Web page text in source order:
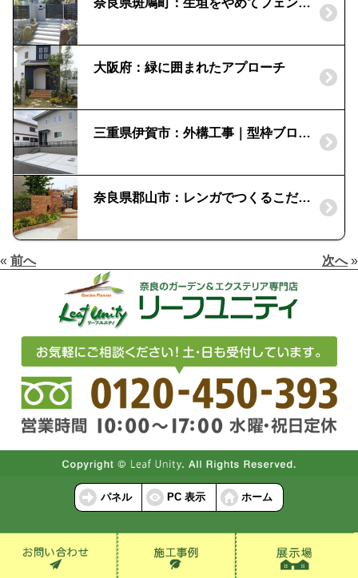
奈良県斑鳩町：生垣をやめてフェンスに | 外構リフォーム事例
大阪府：緑に囲まれたアプローチ
三重県伊賀市：外構工事｜型枠ブロック｜機能門柱FP
奈良県郡山市：レンガでつくるこだわりの門周り｜段落ち、曲線のデザイン
« 前へ 次へ»
パネル PC 表示 ホーム